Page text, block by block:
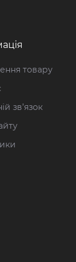
товару
зв’язок